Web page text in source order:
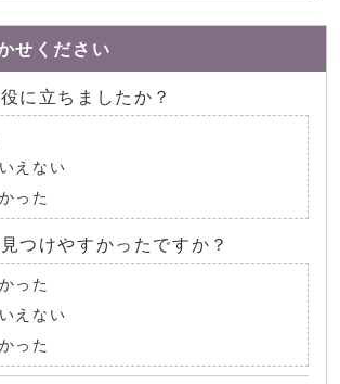
せください
に立ちましたか？
えない
った
つけやすかったですか？
った
えない
った